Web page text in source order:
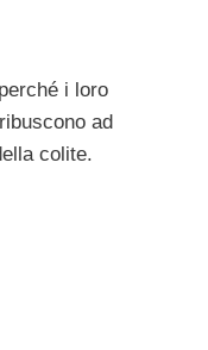
i loro
ad
colite.